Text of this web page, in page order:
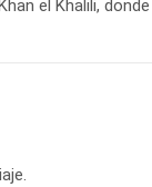
el Khalili,